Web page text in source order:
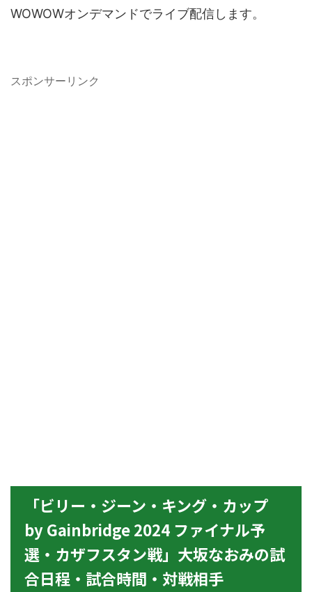
WOWOWオンデマンドでライブ配信します。
スポンサーリンク
「ビリー・ジーン・キング・カップ
by Gainbridge 2024 ファイナル予
選・カザフスタン戦」大坂なおみの試
合日程・試合時間・対戦相手